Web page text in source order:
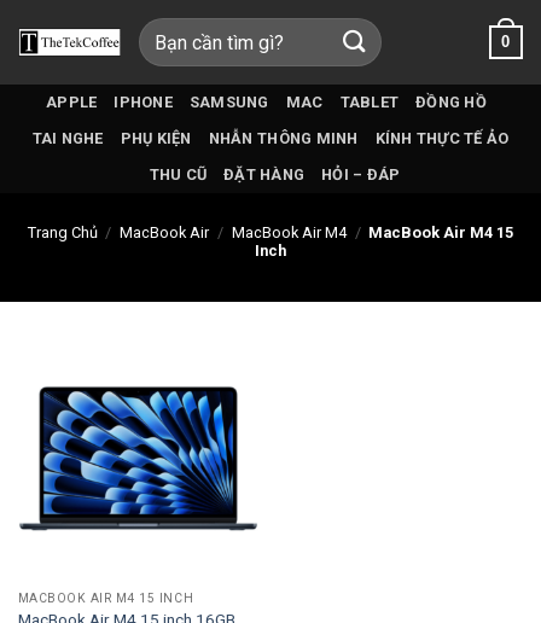
qua
Tìm
kiếm:
0
APPLE IPHONE SAMSUNG MAC TABLET
ĐỒNG HỒ
TAI NGHE
PHỤ KIỆN NHẪN THÔNG MINH
KÍNH THỰC TẾ ẢO
THU CŨ
ĐẶT HÀNG HỎI – ĐÁP
Trang Chủ / MacBook Air / MacBook Air M4 / MacBook Air M4 15
Inch
MACBOOK AIR M4 15 INCH
MacBook Air M4 15 inch 16GB